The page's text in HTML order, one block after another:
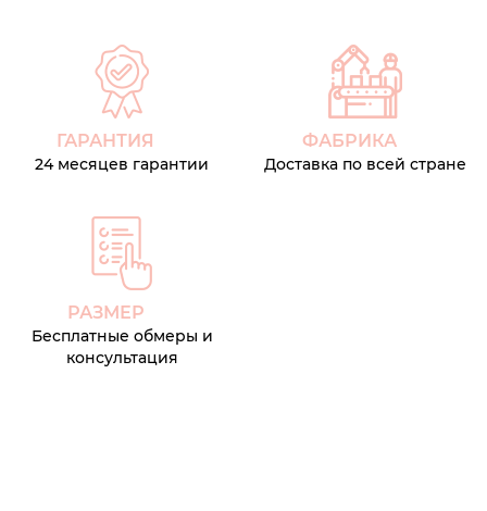
ГАРАНТИЯ
24 месяцев гарантии
ФАБРИКА
Доставка по всей стране
РАЗМЕР
Бесплатные обмеры и
консультация